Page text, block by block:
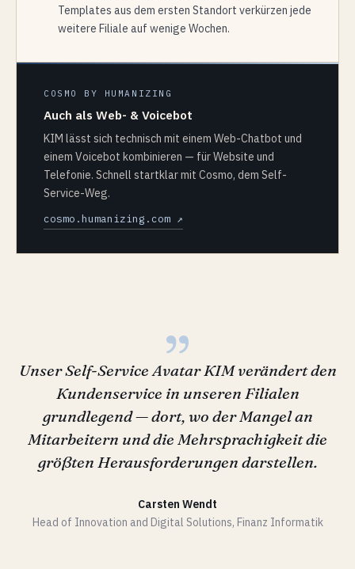
Templates aus dem ersten Standort verkürzen jede
weitere Filiale auf wenige Wochen.
COSMO BY HUMANIZING
Auch als Web- & Voicebot
KIM lässt sich technisch mit einem Web-Chatbot und
einem Voicebot kombinieren — für Website und
Telefonie. Schnell startklar mit Cosmo, dem Self-
Service-Weg.
cosmo.humanizing.com ↗
„
Unser Self-Service Avatar KIM verändert den
Kundenservice in unseren Filialen
grundlegend — dort, wo der Mangel an
Mitarbeitern und die Mehrsprachigkeit die
größten Herausforderungen darstellen.
Carsten Wendt
Head of Innovation and Digital Solutions, Finanz Informatik